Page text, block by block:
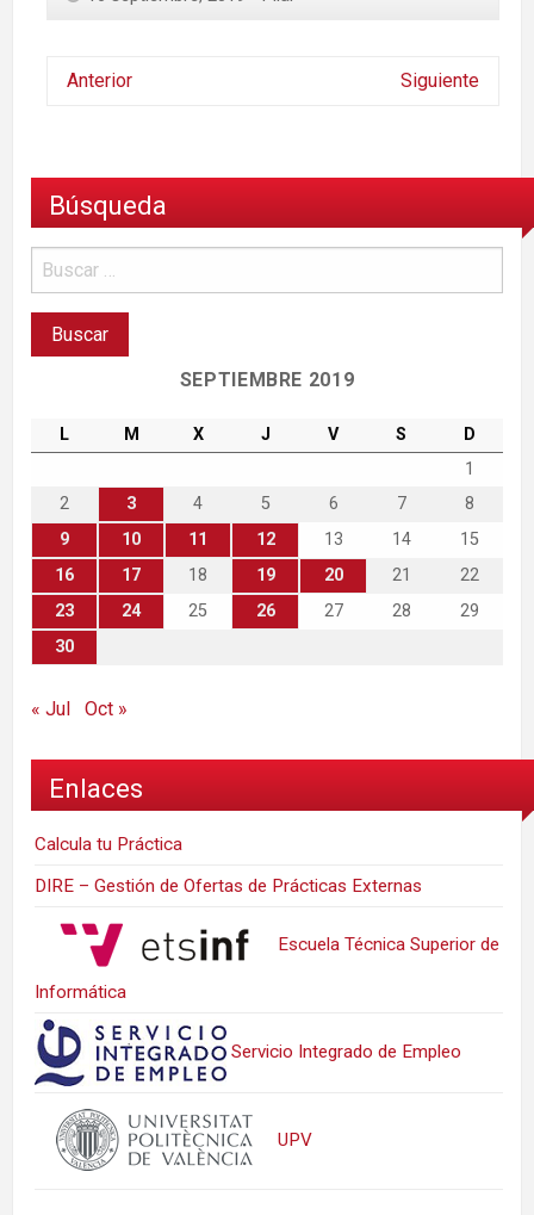
Anterior Siguiente
Búsqueda
SEPTIEMBRE 2019
L M X J V S
D
1
2
3 4 5 6 7
8
9
10 11 12 13 14
15
16
17 18 19 20 21
22
23
24 25 26 27 28
29
30
« Jul Oct »
Enlaces
Calcula tu Práctica
DIRE – Gestión de Ofertas de Prácticas Externas
Escuela Técnica Superior de
Informática
Servicio Integrado de Empleo
UPV